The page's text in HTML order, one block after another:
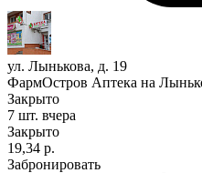
ул. Лынькова, д. 19
ФармОстров Аптека на
Закрыто
7 шт. вчера
Закрыто
19,34 р.
Забронировать